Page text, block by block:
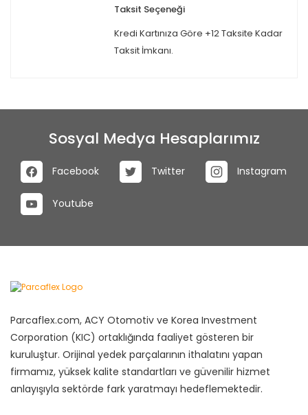
Taksit Seçeneği
Kredi Kartınıza Göre +12 Taksite Kadar
Taksit İmkanı.
Sosyal Medya Hesaplarımız
Facebook Twitter Instagram
Youtube
Parcaflex.com, ACY Otomotiv ve Korea Investment
Corporation (KIC) ortaklığında faaliyet gösteren bir
kuruluştur. Orijinal yedek parçalarının ithalatını yapan
firmamız, yüksek kalite standartları ve güvenilir hizmet
anlayışıyla sektörde fark yaratmayı hedeflemektedir.